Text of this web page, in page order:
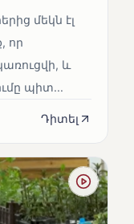
մեկն էլ
որ
և
պիտ...
Դիտել